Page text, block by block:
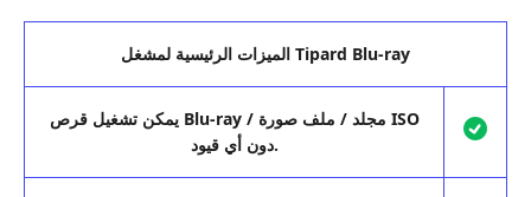
الميزات الرئيسية لمشغل Tipard Blu-ray
يمكن تشغيل قرص Blu-ray / مجلد / ملف صورة ISO
دون أي قيود.